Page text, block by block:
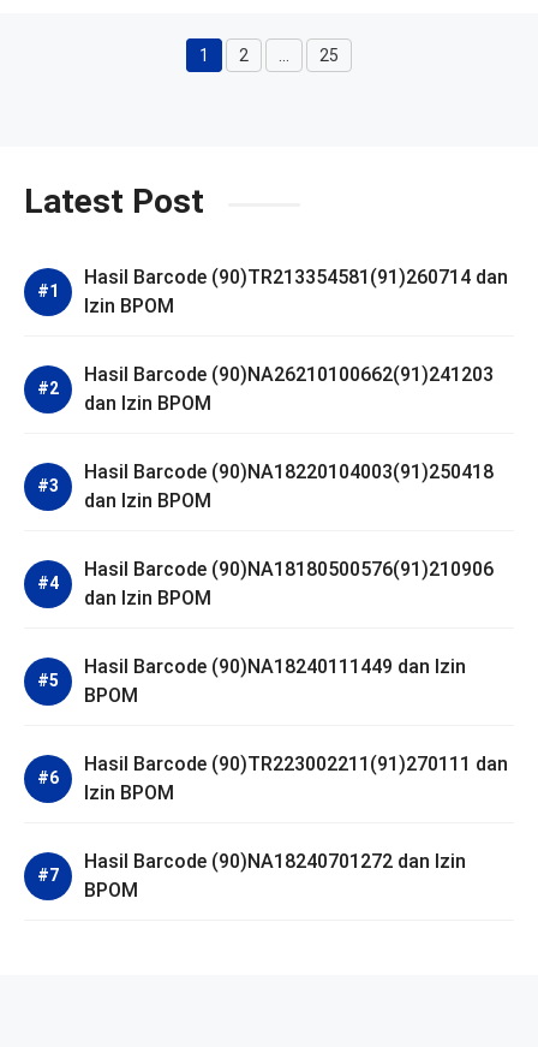
Halaman
1 Halaman
2 Halaman
25
Latest Post
Hasil Barcode (90)TR213354581(91)260714 dan
Izin BPOM
Hasil Barcode (90)NA26210100662(91)241203
dan Izin BPOM
Hasil Barcode (90)NA18220104003(91)250418
dan Izin BPOM
Hasil Barcode (90)NA18180500576(91)210906
dan Izin BPOM
Hasil Barcode (90)NA18240111449 dan Izin
BPOM
Hasil Barcode (90)TR223002211(91)270111 dan
Izin BPOM
Hasil Barcode (90)NA18240701272 dan Izin
BPOM